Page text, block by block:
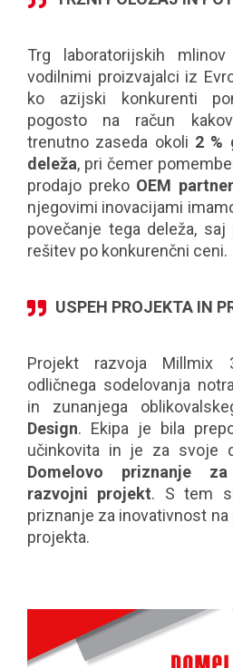
Trg laboratorijskih
vodilnimi proizvajalci iz
ko azijski konkurenti
pogosto na račun
trenutno zaseda okoli 2 %
deleža, pri čemer
prodajo preko OEM
njegovimi inovacijami
povečanje tega deleža,
rešitev po konkurenčni ceni.
USPEH PROJEKTA IN
Projekt razvoja
odličnega sodelovanja
in zunanjega
Design. Ekipa je bila
učinkovita in je za svoje
Domelovo priznanje
razvojni projekt. S tem
priznanje za inovativnost
projekta.